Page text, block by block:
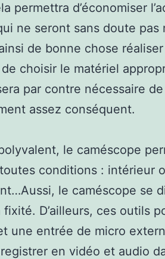
permettra d’économiser
ne seront sans doute pas
de bonne chose
choisir le matériel
par contre nécessaire
assez conséquent.
le caméscope
conditions : intérieur
le caméscope se
D’ailleurs, ces outils
une entrée de micro
en vidéo et audio